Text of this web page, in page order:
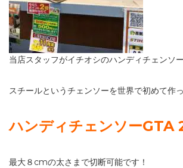
当店スタッフがイチオシのハンディチェンソー
スチールというチェンソーを世界で初めて作
ハンディチェンソーGTA
最大８cmの太さまで切断可能です！